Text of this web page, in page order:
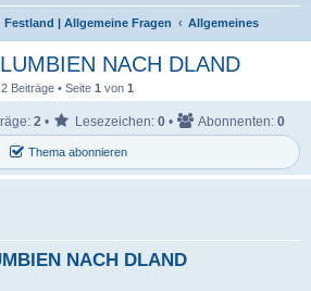
Festland | Allgemeine Fragen Allgemeines
NACH DLAND
2 Beiträge • Seite 1 von 1
Thema abonnieren
2 • Lesezeichen: 0 • Abonnenten: 0
NACH DLAND